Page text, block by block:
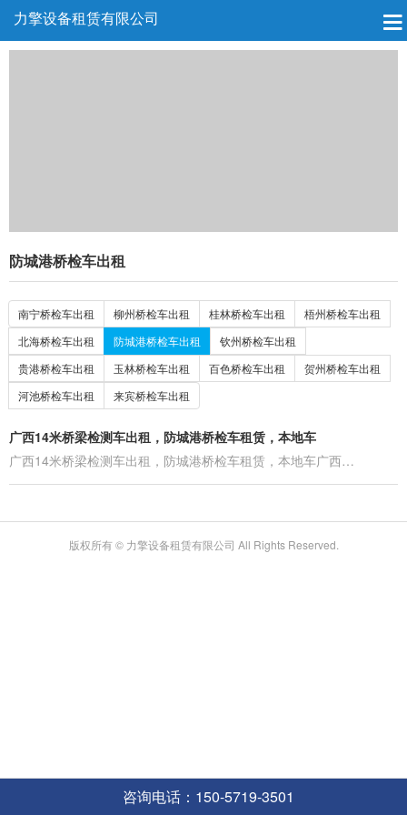
力擎设备租赁有限公司
防城港桥检车出租
南宁桥检车出租 柳州桥检车出租 桂林桥检车出租
梧州桥检车出租
北海桥检车出租
防城港桥检车出租
钦州桥检车出租
贵港桥检车出租
玉林桥检车出租 百色桥检车出租
贺州桥检车出租
河池桥检车出租
来宾桥检车出租
广西14米桥梁检测车出租，防城港桥检车租赁，本地车
广西14米桥梁检测车出租，防城港桥检车租赁，本地车广西…
版权所有 © 力擎设备租赁有限公司 All Rights Reserved.
咨询电话：150-5719-3501